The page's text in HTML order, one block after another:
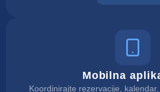
Mobilna
Koordinirajte rezervacije,